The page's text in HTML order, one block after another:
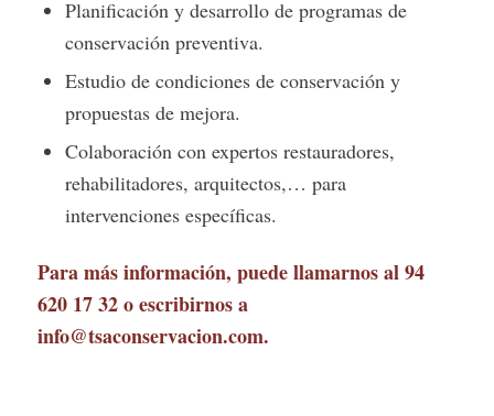
Planificación y desarrollo de programas de
conservación preventiva.
Estudio de condiciones de conservación y
propuestas de mejora.
Colaboración con expertos restauradores,
rehabilitadores, arquitectos,… para
intervenciones específicas.
Para más información, puede llamarnos al94
620 17 32o escribirnos a
info@tsaconservacion.com.